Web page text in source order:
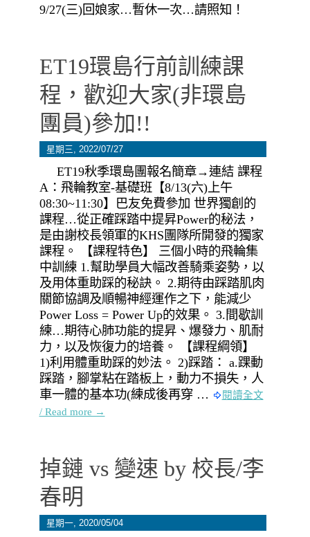
9/27(三)回娘家…暫休一次…請照知！
ET19環島行前訓練課
程，歡迎大家(非環島
團員)參加!!
星期三, 2022/07/27
ET19秋季環島團報名簡章→連結 課程
A：飛輪教室-基礎班【8/13(六)上午
08:30~11:30】巴友免費參加 世界獨創的
課程…從正確踩踏中提昇Power的秘法，
是由謝校長領軍的KHS團隊所開發的獨家
課程。 【課程特色】 三個小時的飛輪集
中訓練 1.幫助學員大幅改善騎乘姿勢，以
及用体重助踩的秘訣。 2.期待由踩踏肌肉
關節協調及順暢神經運作之下，能減少
Power Loss = Power Up的效果。 3.間歇訓
練…期待心肺功能的提昇、爆發力、肌耐
力，以及恢復力的培養。 【課程綱領】
1)利用體重助踩的妙法。 2)踩踏： a.踝動
踩踏，腳掌粘在踏板上，動力不損失，人
車一體的基本功(練成後再穿 …
閱讀全文
/ Read more →
掉鏈 vs 變速 by 校長/李
春明
星期一, 2020/05/04